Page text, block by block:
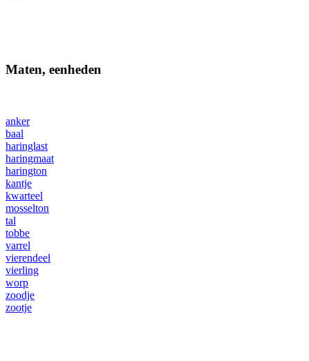
Maten, eenheden
anker
baal
haringlast
haringmaat
harington
kantje
kwarteel
mosselton
tal
tobbe
varrel
vierendeel
vierling
worp
zoodje
zootje